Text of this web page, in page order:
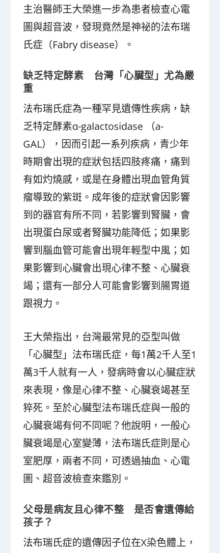
主治醫師王大榮進一步為患者檢查心電
圖與超音波，發現竟然是神祕的法布瑞
氏症（Fabry disease）。
缺乏特定酵素 台灣「心臟型」尤為嚴
重
法布瑞氏症為一種罕見遺傳性疾病，缺
乏特定酵素α-galactosidase （a-
GAL），因而引起一系列疾病，青少年
時期會出現的症狀包括四肢疼痛，痛到
有如灼燒感，或是在身體出現血管角質
瘤導致的紫斑。成年後的症狀會因影響
到的器官有所不同，若影響到腎臟，會
出現蛋白尿或者腎臟功能降低；如果影
響到腦血管可能會出現年輕型中風；如
果影響到心臟會出現心律不整、心臟衰
竭；還有一部分人可能會影響到腸胃道
跟視力。
王大榮指出，台灣最常見的亞型叫做
「心臟型」法布瑞氏症，每1萬2千人至1
萬3千人就有一人，發病時會以心臟症狀
來表現，像是心律不整、心臟衰竭甚至
猝死。至於心臟型法布瑞氏症與一般的
心臟衰竭有何不同呢？他說明，一般心
臟衰竭是心室變薄，法布瑞氏症則是心
室肥厚，兩者不同，可透過抽血、心電
圖、超音波檢查來鑑別。
父母是病友且心律不整 是否會遺傳給
孩子？
法布瑞氏症的遺傳因子位在X染色體上，